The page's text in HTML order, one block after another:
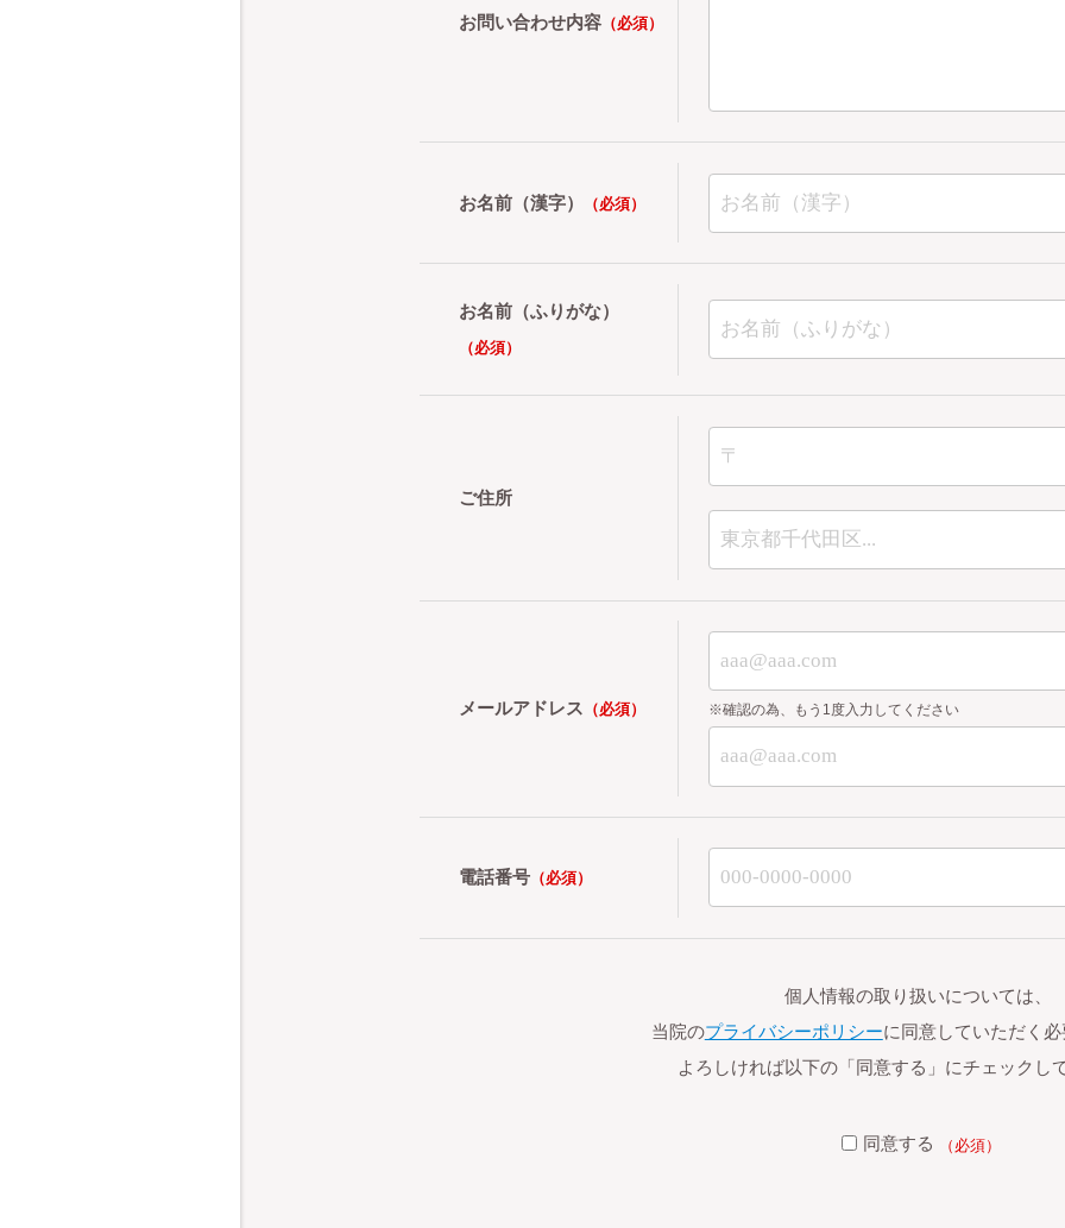
お問い合わせ内容 （必須）
お名前（漢字） （必須）
お名前（ふりがな）
（必須）
ご住所
メールアドレス （必須） ※確認の為、もう1度入力してください
電話番号 （必須）
個人情報の取り扱いについては、
当院のプライバシーポリシーに同意していただく
よろしければ以下の「同意する」にチェックし
同意する （必須）